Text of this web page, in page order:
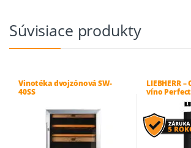
Súvisiace produkty
Vinotéka dvojzónová SW-
40SS
LIEBHERR
víno